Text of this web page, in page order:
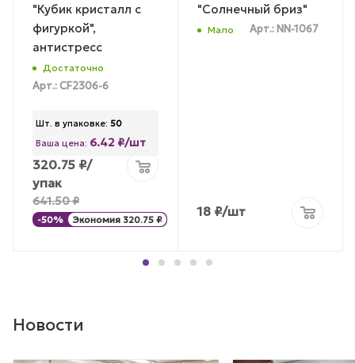
"Кубик кристалл с
фигуркой",
антистресс
Достаточно
Арт.: CF2306-6
Шт. в упаковке: 50
Ваша цена: 6.42 ₽/шт
320.75 ₽/
упак
641.50₽
-50% Экономия 320.75 ₽
"Солнечный бриз"
Мало Арт.: NN-1067
18 ₽/шт
Новости